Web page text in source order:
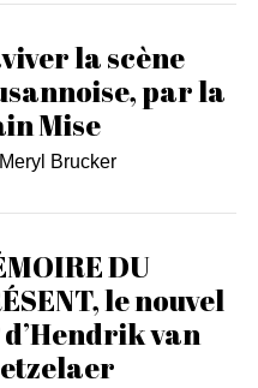
la scène
par la
Mise
Meryl Brucker
DU
le nouvel
d’Hendrik van